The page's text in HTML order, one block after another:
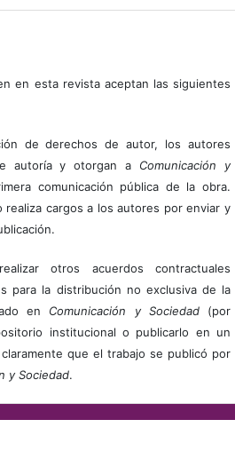
en esta revista aceptan las siguientes
de derechos de autor, los autores
autoría y otorgan a Comunicación y
comunicación pública de la obra.
realiza cargos a los autores por enviar y
otros acuerdos contractuales
para la distribución no exclusiva de la
en Comunicación y Sociedad(por
institucional o publicarlo en un
que el trabajo se publicó por
y Sociedad.